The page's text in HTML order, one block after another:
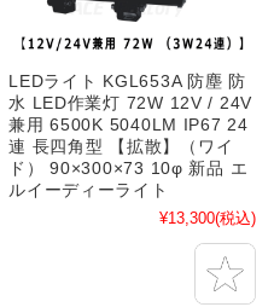
LEDライト KGL653A 防塵 防
水 LED作業灯 72W 12V / 24V
兼用 6500K 5040LM IP67 24
連 長四角型 【拡散】（ワイ
ド） 90×300×73 10φ 新品 エ
ルイーディーライト
¥13,300(税込)